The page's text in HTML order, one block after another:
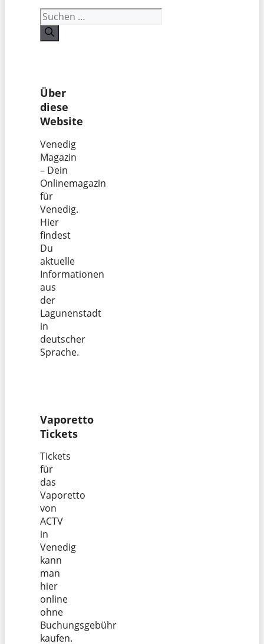
Suchen
nach:
Über
diese
Website
Venedig
Magazin
– Dein
Onlinemagazin
für
Venedig.
Hier
findest
Du
aktuelle
Informationen
aus
der
Lagunenstadt
in
deutscher
Sprache.
Vaporetto
Tickets
Tickets
für
das
Vaporetto
von
ACTV
in
Venedig
kann
man
hier
online
ohne
Buchungsgebühr
kaufen.